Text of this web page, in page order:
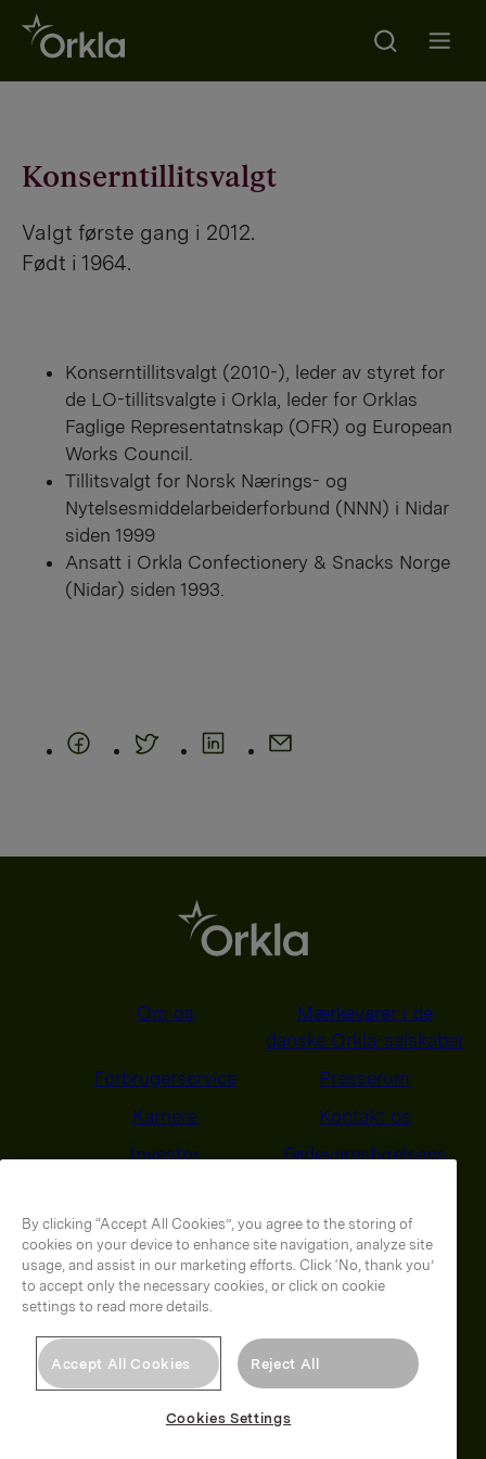
Go to frontpage
Search
Konserntillitsvalgt
Valgt første gang i 2012.
Født i 1964.
Konserntillitsvalgt (2010-), leder av styret for
de LO-tillitsvalgte i Orkla, leder for Orklas
Faglige Representatnskap (OFR) og European
Works Council.
Tillitsvalgt for Norsk Nærings- og
Nytelsesmiddelarbeiderforbund (NNN) i Nidar
siden 1999
Ansatt i Orkla Confectionery & Snacks Norge
(Nidar) siden 1993.
Om os
Mærkevarer i de
danske Orkla-selskaber
Forbrugerservice
Presserum
Karriere
Kontakt os
Investor
Fødevarestyrelsens
Behandling af
personoplysninger
Energi-og Klimasyn
2025
Orkla on Twitter
Orkla on instagram
© 2026 Orkla. All rights reserved
By clicking “Accept All Cookies”, you agree to the storing of
cookies on your device to enhance site navigation, analyze site
usage, and assist in our marketing efforts. Click ‘No, thank you’
to accept only the necessary cookies, or click on cookie
settings to read more details.
Accept All Cookies Reject All
Cookies Settings